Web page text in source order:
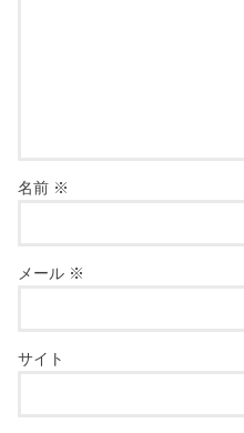
名前 ※
メール ※
サイト